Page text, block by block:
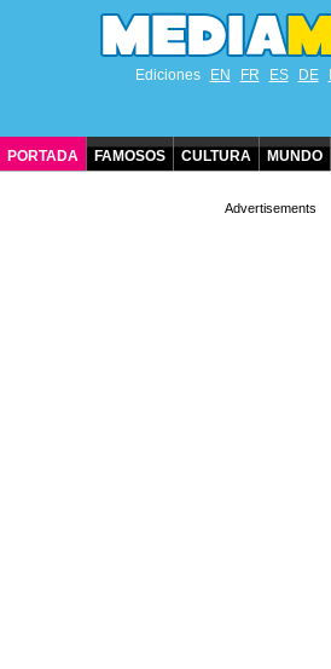
Ediciones EN FR ES DE
PORTADA FAMOSOS CULTURA MUNDO